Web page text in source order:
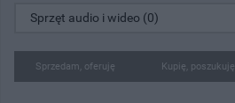
Sprzedam, oferuję Kupię, poszukuję